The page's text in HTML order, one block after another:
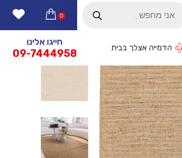
0
הדמייה אצלך בבית
חייגו אלינו
09-7444958